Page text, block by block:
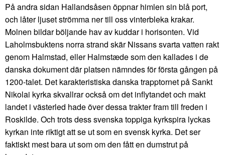
På andra sidan Hallandsåsen öppnar himlen sin blå port,
och låter ljuset strömma ner till oss vinterbleka krakar.
Molnen bildar böljande hav av kuddar i horisonten. Vid
Laholmsbuktens norra strand skär Nissans svarta vatten rakt
genom Halmstad, eller Halmstæde som den kallades i de
danska dokument där platsen nämndes för första gången på
1200-talet. Det karakteristiska danska trapptornet på Sankt
Nikolai kyrka skvallrar också om det inflytandet och makt
landet i västerled hade över dessa trakter fram till freden i
Roskilde. Och trots dess svenska toppiga kyrkspira lyckas
kyrkan inte riktigt att se ut som en svensk kyrka. Det ser
faktiskt mest bara ut som om den fått en dumstrut på